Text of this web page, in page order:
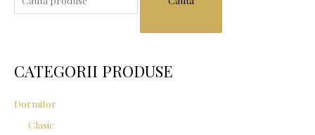
a
h
o
CATEGORII PRODUSE
Dormitor
Clasic